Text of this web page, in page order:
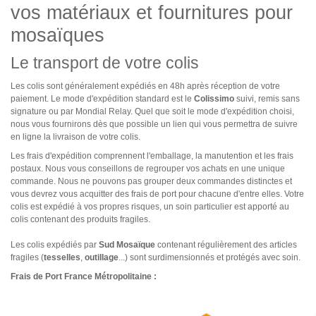
vos matériaux et fournitures pour
mosaïques
Le transport de votre colis
Les colis sont généralement expédiés en 48h après réception de votre
paiement. Le mode d'expédition standard est le Colissimo suivi, remis sans
signature ou par Mondial Relay. Quel que soit le mode d'expédition choisi,
nous vous fournirons dès que possible un lien qui vous permettra de suivre
en ligne la livraison de votre colis.
Les frais d'expédition comprennent l'emballage, la manutention et les frais
postaux. Nous vous conseillons de regrouper vos achats en une unique
commande. Nous ne pouvons pas grouper deux commandes distinctes et
vous devrez vous acquitter des frais de port pour chacune d'entre elles. Votre
colis est expédié à vos propres risques, un soin particulier est apporté au
colis contenant des produits fragiles.
Les colis expédiés par Sud Mosaïque contenant régulièrement des articles
fragiles (tesselles outillage ...) sont surdimensionnés et protégés avec soin.
Frais de Port France Métropolitaine :